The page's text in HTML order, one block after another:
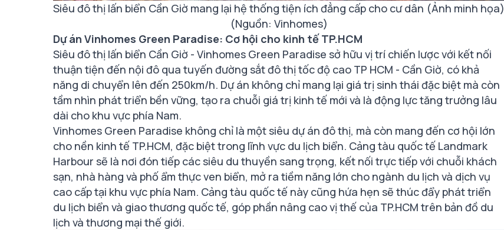
Siêu đô thị lấn biển Cần Giờ mang lại hệ thống tiện ích đẳng cấp cho cư dân (Ảnh minh họa)
(Nguồn: Vinhomes)
Dự án Vinhomes Green Paradise: Cơ hội cho kinh tế TP.HCM
Siêu đô thị lấn biển Cần Giờ - Vinhomes Green Paradise sở hữu vị trí chiến lược với kết nối
thuận tiện đến nội đô qua tuyến đường sắt đô thị tốc độ cao TP HCM - Cần Giờ, có khả
năng di chuyển lên đến 250km/h. Dự án không chỉ mang lại giá trị sinh thái đặc biệt mà còn
tầm nhìn phát triển bền vững, tạo ra chuỗi giá trị kinh tế mới và là động lực tăng trưởng lâu
dài cho khu vực phía Nam.
Vinhomes Green Paradise không chỉ là một siêu dự án đô thị, mà còn mang đến cơ hội lớn
cho nền kinh tế TP.HCM, đặc biệt trong lĩnh vực du lịch biển. Cảng tàu quốc tế Landmark
Harbour sẽ là nơi đón tiếp các siêu du thuyền sang trọng, kết nối trực tiếp với chuỗi khách
sạn, nhà hàng và phố ẩm thực ven biển, mở ra tiềm năng lớn cho ngành du lịch và dịch vụ
cao cấp tại khu vực phía Nam. Cảng tàu quốc tế này cũng hứa hẹn sẽ thúc đẩy phát triển
du lịch biển và giao thương quốc tế, góp phần nâng cao vị thế của TP.HCM trên bản đồ du
lịch và thương mại thế giới.